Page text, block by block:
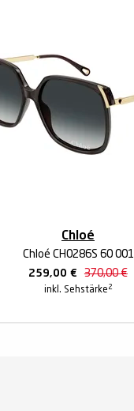
Chloé
Chloé CH0286S 60 001
259,00€ 370,00€
inkl. Sehstärke 2